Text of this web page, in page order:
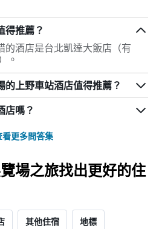
得推薦？
的酒店是台北凱達大飯店（有
。
的上野車站酒店值得推薦？
店嗎？
看更多問答集
場之旅找出更好的住
其他住宿 地標